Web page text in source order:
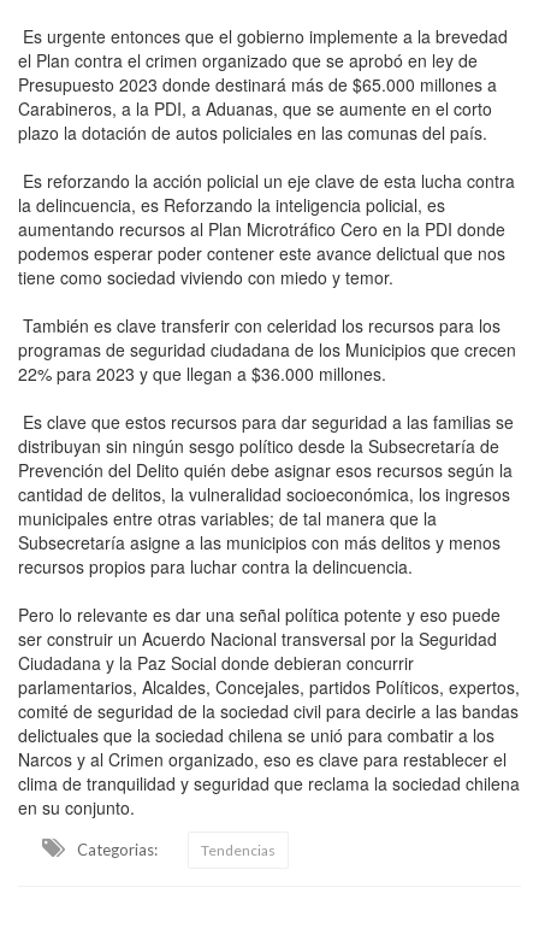
Es urgente entonces que el gobierno implemente a la brevedad
el Plan contra el crimen organizado que se aprobó en ley de
Presupuesto 2023 donde destinará más de $65.000 millones a
Carabineros, a la PDI, a Aduanas, que se aumente en el corto
plazo la dotación de autos policiales en las comunas del país.
Es reforzando la acción policial un eje clave de esta lucha contra
la delincuencia, es Reforzando la inteligencia policial, es
aumentando recursos al Plan Microtráfico Cero en la PDI donde
podemos esperar poder contener este avance delictual que nos
tiene como sociedad viviendo con miedo y temor.
También es clave transferir con celeridad los recursos para los
programas de seguridad ciudadana de los Municipios que crecen
22% para 2023 y que llegan a $36.000 millones.
Es clave que estos recursos para dar seguridad a las familias se
distribuyan sin ningún sesgo político desde la Subsecretaría de
Prevención del Delito quién debe asignar esos recursos según la
cantidad de delitos, la vulneralidad socioeconómica, los ingresos
municipales entre otras variables; de tal manera que la
Subsecretaría asigne a las municipios con más delitos y menos
recursos propios para luchar contra la delincuencia.
Pero lo relevante es dar una señal política potente y eso puede
ser construir un Acuerdo Nacional transversal por la Seguridad
Ciudadana y la Paz Social donde debieran concurrir
parlamentarios, Alcaldes, Concejales, partidos Políticos, expertos,
comité de seguridad de la sociedad civil para decirle a las bandas
delictuales que la sociedad chilena se unió para combatir a los
Narcos y al Crimen organizado, eso es clave para restablecer el
clima de tranquilidad y seguridad que reclama la sociedad chilena
en su conjunto.
Categorias: Tendencias